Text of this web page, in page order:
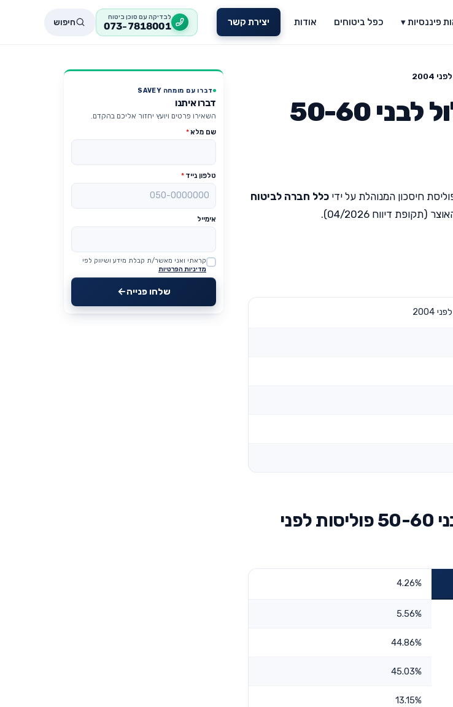
פיננסיות ▾ כפל ביטוחים אודות יצירת קשר לבדיקה עם סוכן ביטוח
073-7818001 חיפוש
כלל חברה לביטוח בע"מ מסלול לבני 50-60
חיסכון המנוהלת על ידי כלל חברה לביטוח
דיווח 04/2026).
תשואות כלל חברה לביטוח בע"מ מסלול לבני 50-60 פוליסות לפני
4.26%
5.56%
44.86%
45.03%
13.15%
דברו עם מומחה SAVEY
דברו איתנו
השאירו פרטים ויועץ יחזור אליכם בהקדם.
שם מלא*
טלפון נייד *
אימייל
Website
קראתי ואני מאשר/ת קבלת מידע ושיווק לפי
מדיניות הפרטיות
שלחו פנייה